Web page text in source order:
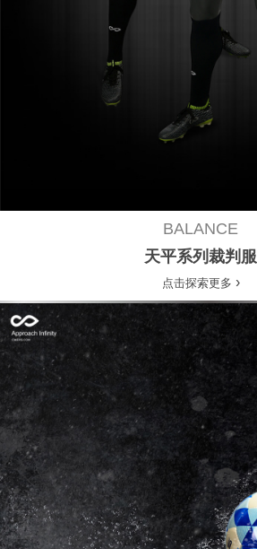
BALANCE
天平系列裁判服
点击探索更多 ›